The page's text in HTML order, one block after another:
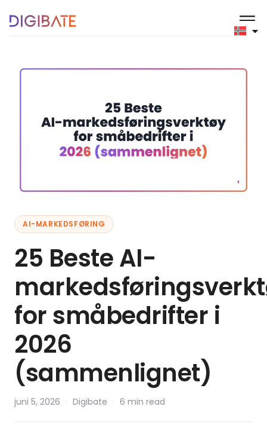
AI-MARKEDSFØRING
25 Beste AI-
for småbedrifter i
2026
(sammenlignet)
juni 5, 2026 · Digibate · 6 min read